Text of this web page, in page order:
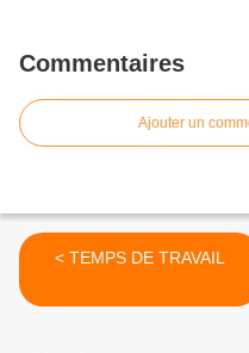
Commentaires
Ajouter un
< TEMPS DE TRAVAIL